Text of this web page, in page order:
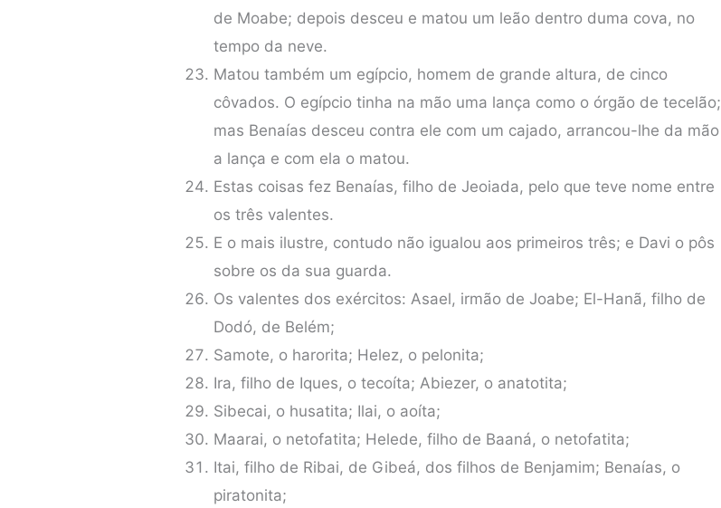
de Moabe; depois desceu e matou um leão dentro duma cova, no
tempo da neve.
Matou também um egípcio, homem de grande altura, de cinco
côvados. O egípcio tinha na mão uma lança como o órgão de tecelão;
mas Benaías desceu contra ele com um cajado, arrancou-lhe da mão
a lança e com ela o matou.
Estas coisas fez Benaías, filho de Jeoiada, pelo que teve nome entre
os três valentes.
E o mais ilustre, contudo não igualou aos primeiros três; e Davi o pôs
sobre os da sua guarda.
Os valentes dos exércitos: Asael, irmão de Joabe; El-Hanã, filho de
Dodó, de Belém;
Samote, o harorita; Helez, o pelonita;
Ira, filho de Iques, o tecoíta; Abiezer, o anatotita;
Sibecai, o husatita; Ilai, o aoíta;
Maarai, o netofatita; Helede, filho de Baaná, o netofatita;
Itai, filho de Ribai, de Gibeá, dos filhos de Benjamim; Benaías, o
piratonita;